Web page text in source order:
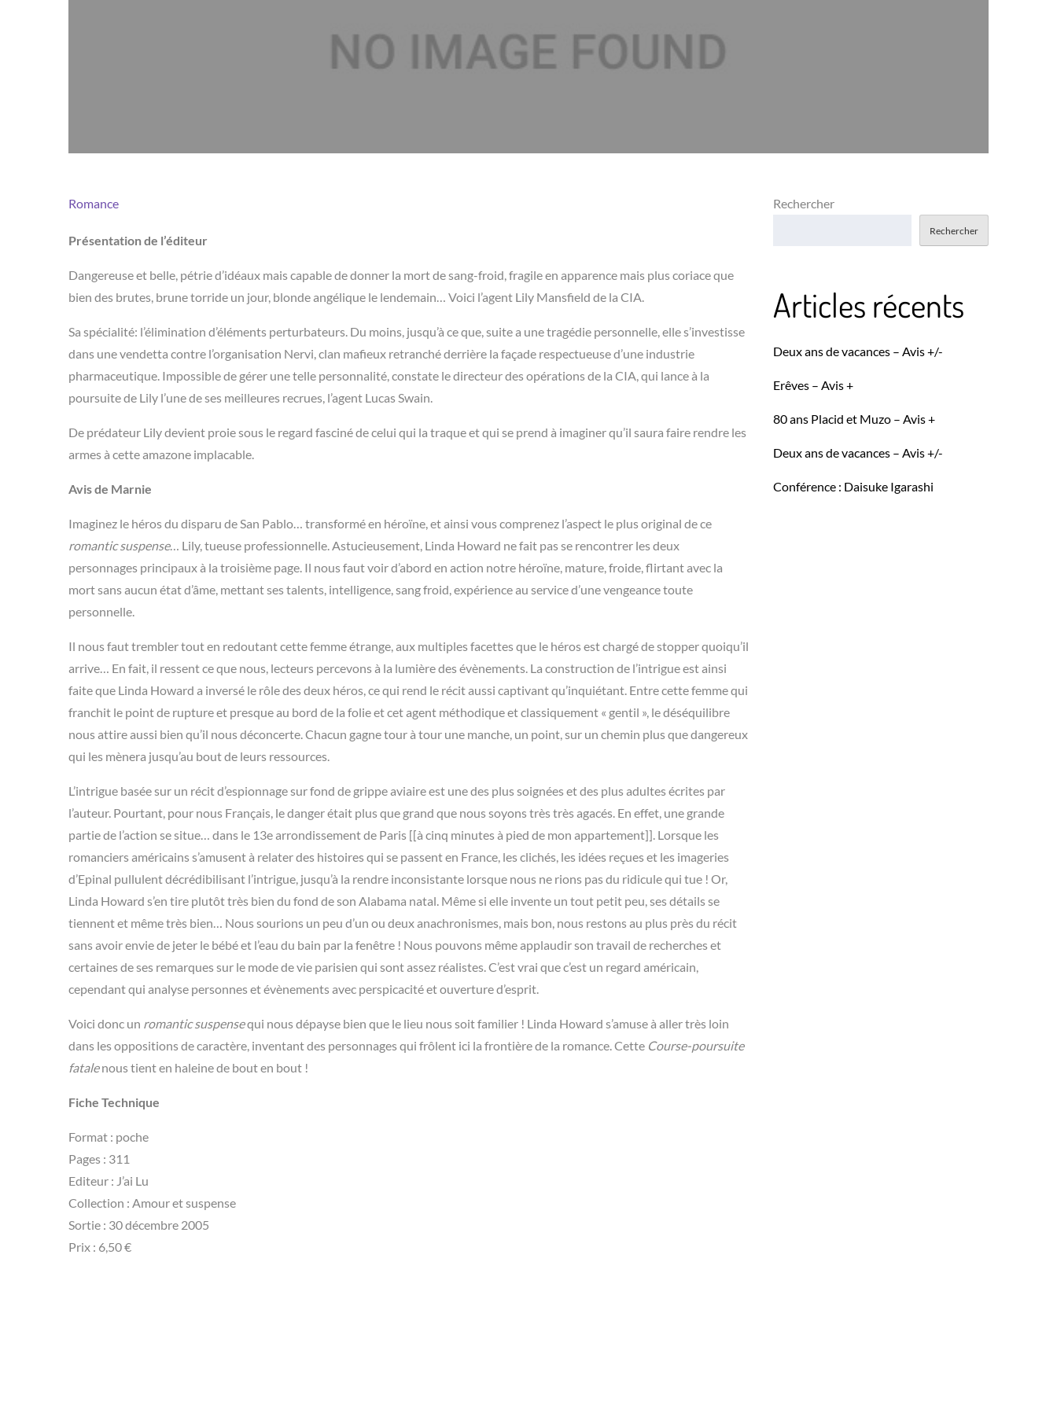
Romance
Présentation de l’éditeur
Dangereuse et belle, pétrie d’idéaux mais capable de donner la mort de sang-froid, fragile en apparence mais plus coriace que
bien des brutes, brune torride un jour, blonde angélique le lendemain… Voici l’agent Lily Mansfield de la CIA.
Sa spécialité: l’élimination d’éléments perturbateurs. Du moins, jusqu’à ce que, suite a une tragédie personnelle, elle s’investisse
dans une vendetta contre l’organisation Nervi, clan mafieux retranché derrière la façade respectueuse d’une industrie
pharmaceutique. Impossible de gérer une telle personnalité, constate le directeur des opérations de la CIA, qui lance à la
poursuite de Lily l’une de ses meilleures recrues, l’agent Lucas Swain.
De prédateur Lily devient proie sous le regard fasciné de celui qui la traque et qui se prend à imaginer qu’il saura faire rendre les
armes à cette amazone implacable.
Avis de Marnie
Imaginez le héros du disparu de San Pablo… transformé en héroïne, et ainsi vous comprenez l’aspect le plus original de ce
romantic suspense… Lily, tueuse professionnelle. Astucieusement, Linda Howard ne fait pas se rencontrer les deux
personnages principaux à la troisième page. Il nous faut voir d’abord en action notre héroïne, mature, froide, flirtant avec la
mort sans aucun état d’âme, mettant ses talents, intelligence, sang froid, expérience au service d’une vengeance toute
personnelle.
Il nous faut trembler tout en redoutant cette femme étrange, aux multiples facettes que le héros est chargé de stopper quoiqu’il
arrive… En fait, il ressent ce que nous, lecteurs percevons à la lumière des évènements. La construction de l’intrigue est ainsi
faite que Linda Howard a inversé le rôle des deux héros, ce qui rend le récit aussi captivant qu’inquiétant. Entre cette femme qui
franchit le point de rupture et presque au bord de la folie et cet agent méthodique et classiquement « gentil », le déséquilibre
nous attire aussi bien qu’il nous déconcerte. Chacun gagne tour à tour une manche, un point, sur un chemin plus que dangereux
qui les mènera jusqu’au bout de leurs ressources.
L’intrigue basée sur un récit d’espionnage sur fond de grippe aviaire est une des plus soignées et des plus adultes écrites par
l’auteur. Pourtant, pour nous Français, le danger était plus que grand que nous soyons très très agacés. En effet, une grande
partie de l’action se situe… dans le 13e arrondissement de Paris [[à cinq minutes à pied de mon appartement]]. Lorsque les
romanciers américains s’amusent à relater des histoires qui se passent en France, les clichés, les idées reçues et les imageries
d’Epinal pullulent décrédibilisant l’intrigue, jusqu’à la rendre inconsistante lorsque nous ne rions pas du ridicule qui tue ! Or,
Linda Howard s’en tire plutôt très bien du fond de son Alabama natal. Même si elle invente un tout petit peu, ses détails se
tiennent et même très bien… Nous sourions un peu d’un ou deux anachronismes, mais bon, nous restons au plus près du récit
sans avoir envie de jeter le bébé et l’eau du bain par la fenêtre ! Nous pouvons même applaudir son travail de recherches et
certaines de ses remarques sur le mode de vie parisien qui sont assez réalistes. C’est vrai que c’est un regard américain,
cependant qui analyse personnes et évènements avec perspicacité et ouverture d’esprit.
Voici donc un romantic suspensequi nous dépayse bien que le lieu nous soit familier ! Linda Howard s’amuse à aller très loin
dans les oppositions de caractère, inventant des personnages qui frôlent ici la frontière de la romance. Cette Course-poursuite
fatalenous tient en haleine de bout en bout !
Fiche Technique
Format : poche
Pages : 311
Editeur : J’ai Lu
Collection : Amour et suspense
Sortie : 30 décembre 2005
Prix : 6,50 €
Rechercher
Rechercher
Articles récents
Deux ans de vacances – Avis +/-
Erêves – Avis +
80 ans Placid et Muzo – Avis +
Deux ans de vacances – Avis +/-
Conférence : Daisuke Igarashi